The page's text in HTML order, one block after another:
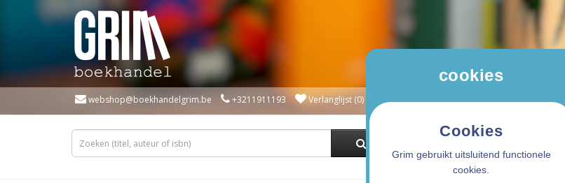
webshop@boekhandelgrim.be +3211911193 Verlanglijst (0) Winkelwagen Afrekenen Mijn Account
cookies
Cookies
Grim gebruikt uitsluitend functionele
cookies.